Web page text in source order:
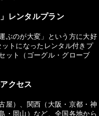
レンタルプラン
ぶのが大変」という方に大好
トになったレンタル付きプ
ット（ゴーグル・グローブ
クセス
屋）、関西（大阪・京都・神
・岡山）など、全国各地から